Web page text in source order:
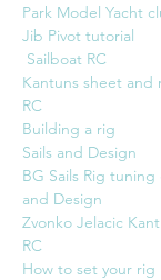
Park Model Yacht
Jib Pivot
Sailboat RC
Kantuns sheet and
RC
Building a rig
Sails and Design
BG Sails Rig tuning
and Design
Zvonko Jelacic
RC
How to set your rig up